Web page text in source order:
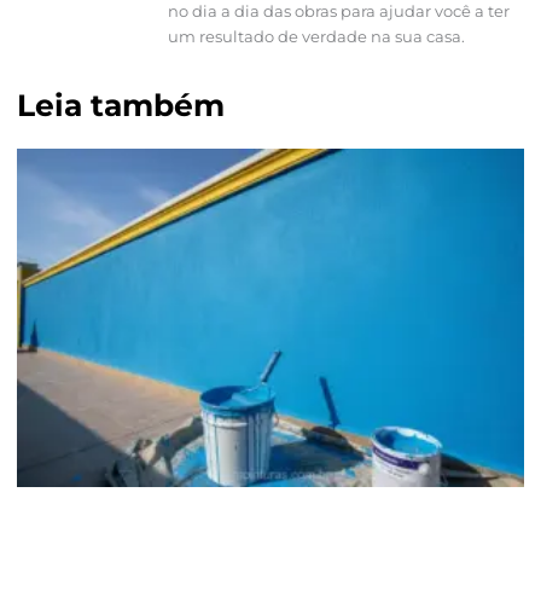
no dia a dia das obras para ajudar você a ter
um resultado de verdade na sua casa.
Leia também